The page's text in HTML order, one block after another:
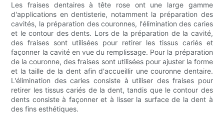
Les fraises dentaires à tête rose ont une large gamme
d'applications en dentisterie, notamment la préparation des
cavités, la préparation des couronnes, l'élimination des caries
et le contour des dents. Lors de la préparation de la cavité,
des fraises sont utilisées pour retirer les tissus cariés et
façonner la cavité en vue du remplissage. Pour la préparation
de la couronne, des fraises sont utilisées pour ajuster la forme
et la taille de la dent afin d'accueillir une couronne dentaire.
L'élimination des caries consiste à utiliser des fraises pour
retirer les tissus cariés de la dent, tandis que le contour des
dents consiste à façonner et à lisser la surface de la dent à
des fins esthétiques.